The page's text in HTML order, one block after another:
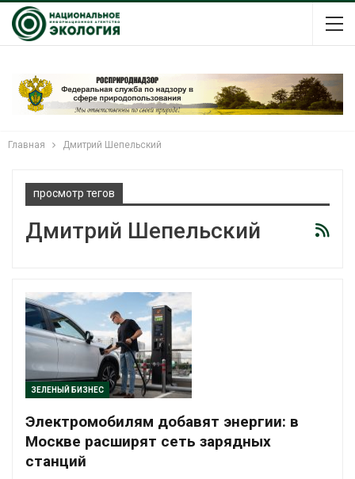
Главная Дмитрий Шепельский
просмотр тегов
Дмитрий Шепельский
ЗЕЛЕНЫЙ БИЗНЕС
Электромобилям добавят энергии: в
Москве расширят сеть зарядных
станций